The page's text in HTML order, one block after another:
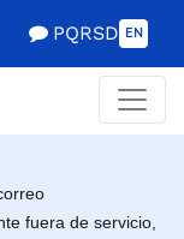
PQRSD EN
fuera de servicio,